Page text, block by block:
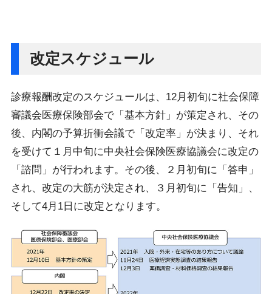
改定スケジュール
診療報酬改定のスケジュールは、12月初旬に社会保障
審議会医療保険部会で「基本方針」が策定され、その
後、内閣の予算折衝会議で「改定率」が決まり、それ
を受けて１月中旬に中央社会保険医療協議会に改定の
「諮問」が行われます。その後、２月初旬に「答申」
され、改定の大筋が決定され、３月初旬に「告知」、
そして4月1日に改定となります。